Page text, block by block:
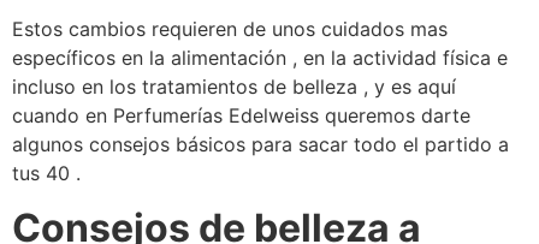
Estos cambios requieren de unos cuidados mas
específicos en la alimentación , en la actividad física e
incluso en los tratamientos de belleza , y es aquí
cuando en Perfumerías Edelweiss queremos darte
algunos consejos básicos para sacar todo el partido a
tus 40 .
Consejos de belleza a